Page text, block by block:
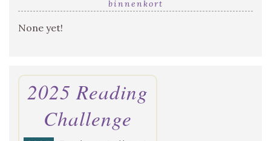
binnenkort
None yet!
2025 Reading
Challenge